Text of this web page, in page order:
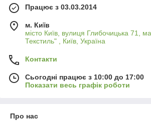
Працює з 03.03.2014
м. Київ
місто Київ, вулиця Глибочицька 71,
Текстиль" , Київ, Україна
Контакти
Сьогодні працює з 10:00 до 17:00
Показати весь графік роботи
Про нас